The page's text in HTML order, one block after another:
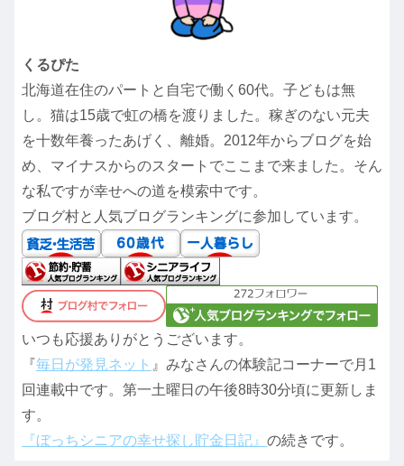
くるぴた
北海道在住のパートと自宅で働く60代。子どもは無
し。猫は15歳で虹の橋を渡りました。稼ぎのない元夫
を十数年養ったあげく、離婚。2012年からブログを始
め、マイナスからのスタートでここまで来ました。そん
な私ですが幸せへの道を模索中です。
ブログ村と人気ブログランキングに参加しています。
いつも応援ありがとうございます。
『毎日が発見ネット 』みなさんの体験記コーナーで月1
回連載中です。第一土曜日の午後8時30分頃に更新しま
す。
『ぼっちシニアの幸せ探し貯金日記』 の続きです。